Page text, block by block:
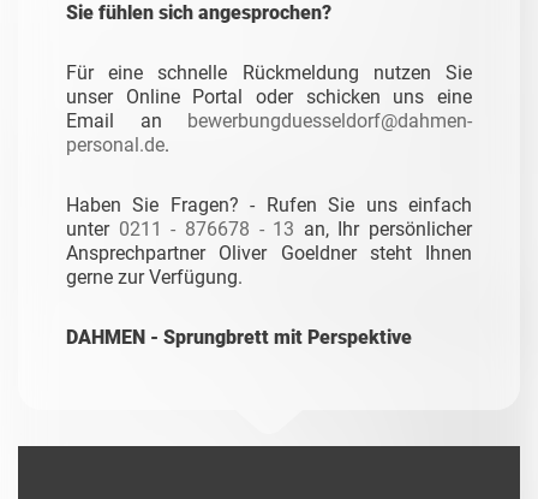
Sie fühlen sich angesprochen?
Für eine schnelle Rückmeldung nutzen Sie
unser Online Portal oder schicken uns eine
Email an bewerbungduesseldorf@dahmen-
personal.de.
Haben Sie Fragen? - Rufen Sie uns einfach
unter 0211 - 876678 - 13 an, Ihr persönlicher
Ansprechpartner Oliver Goeldner steht Ihnen
gerne zur Verfügung.
DAHMEN - Sprungbrett mit Perspektive